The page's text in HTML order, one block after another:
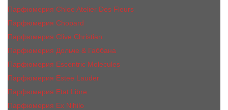
Парфюмерия Chloe Atelier Des Fleurs
Парфюмерия Сhopard
Парфюмерия Clive Christian
Парфюмерия Дольче & Габбана
Парфюмерия Escentric Molecules
Парфюмерия Estee Lаudеr
Парфюмерия Etat Libre
Парфюмерия Ex Nihilo